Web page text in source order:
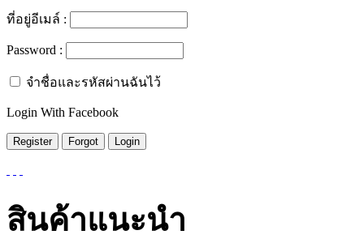
ที่อยู่อีเมล์ :
Password :
จำชื่อและรหัสผ่านฉันไว้
Login With Facebook
สินค้าแนะนำ